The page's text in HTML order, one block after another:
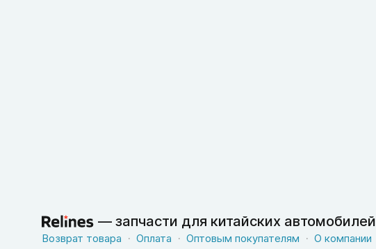
— запчасти для китайских автомобилей
Возврат товара Оплата Оптовым покупателям О компании